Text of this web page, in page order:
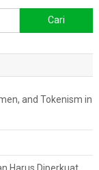
untuk:
and Tokenism in
Harus Diperkuat